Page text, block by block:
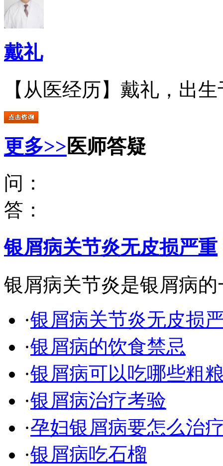
戴礼
【从医经历】戴礼，出生
更多>> 医师答疑
问：
答：
银屑病关节炎无皮损严重
银屑病关节炎是银屑病
·银屑病关节炎无皮损
·银屑病的饮食禁忌
·银屑病可以吃哪些粗
·银屑病治疗考验
·孕妇银屑病要怎么治
·银屑病吃石榴